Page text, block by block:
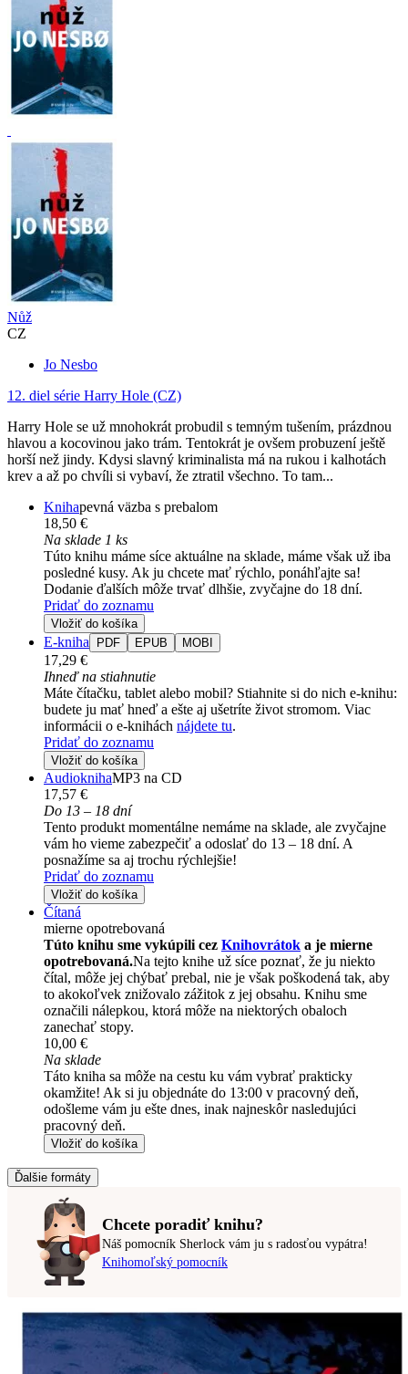
Nůž
CZ
Jo Nesbo
12. diel série Harry Hole (CZ)
Harry Hole se už mnohokrát probudil s temným tušením, prázdnou
hlavou a kocovinou jako trám. Tentokrát je ovšem probuzení ještě
horší než jindy. Kdysi slavný kriminalista má na rukou i kalhotách
krev a až po chvíli si vybaví, že ztratil všechno. To tam...
Knihapevná väzba s prebalom
18,50 €
Na sklade 1 ks
Túto knihu máme síce aktuálne na sklade, máme však už iba
posledné kusy. Ak ju chcete mať rýchlo, ponáhľajte sa!
Dodanie ďalších môže trvať dlhšie, zvyčajne do 18 dní.
Pridať do zoznamu
Vložiť do košíka
E-kniha PDF EPUB MOBI
17,29 €
Ihneď na stiahnutie
Máte čítačku, tablet alebo mobil? Stiahnite si do nich e-knihu:
budete ju mať hneď a ešte aj ušetríte život stromom. Viac
informácii o e-knihách nájdete tu.
Pridať do zoznamu
Vložiť do košíka
AudioknihaMP3 na CD
17,57 €
Do 13 – 18 dní
Tento produkt momentálne nemáme na sklade, ale zvyčajne
vám ho vieme zabezpečiť a odoslať do 13 – 18 dní. A
posnažíme sa aj trochu rýchlejšie!
Pridať do zoznamu
Vložiť do košíka
Čítaná
mierne opotrebovaná
Túto knihu sme vykúpili cez Knihovrátok a je mierne
opotrebovaná.Na tejto knihe už síce poznať, že ju niekto
čítal, môže jej chýbať prebal, nie je však poškodená tak, aby
to akokoľvek znižovalo zážitok z jej obsahu. Knihu sme
označili nálepkou, ktorá môže na niektorých obaloch
zanechať stopy.
10,00 €
Na sklade
Táto kniha sa môže na cestu ku vám vybrať prakticky
okamžite! Ak si ju objednáte do 13:00 v pracovný deň,
odošleme vám ju ešte dnes, inak najneskôr nasledujúci
pracovný deň.
Vložiť do košíka
Ďalšie formáty
Chcete poradiť knihu?
Náš pomocník Sherlock vám ju s radosťou vypátra!
Knihomoľský pomocník